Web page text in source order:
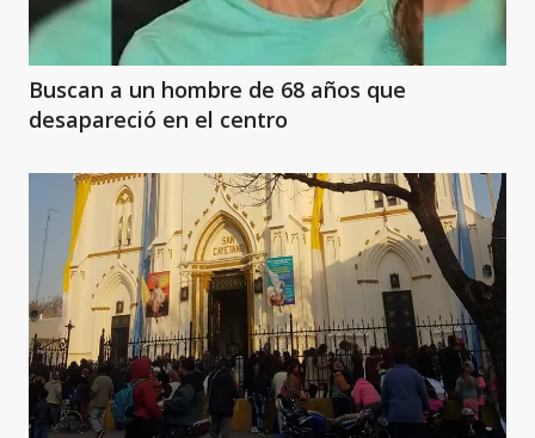
Buscan a un hombre de 68 años que
desapareció en el centro